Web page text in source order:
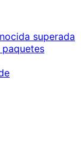
superada